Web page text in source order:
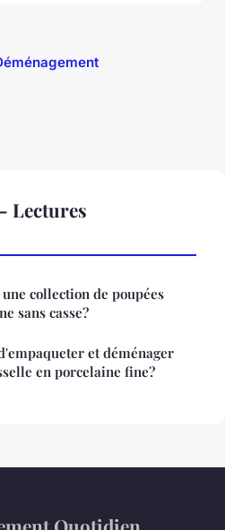
Lectures
collection de poupées
sans casse?
et déménager
en porcelaine fine?